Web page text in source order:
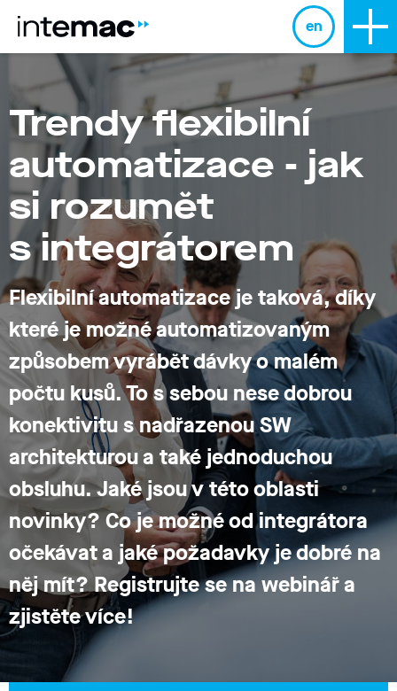
en
Trendy flexibilní
automatizace - jak
si rozumět
s integrátorem
Flexibilní automatizace je taková, díky
které je možné automatizovaným
způsobem vyrábět dávky o malém
počtu kusů. To s sebou nese dobrou
konektivitu s nadřazenou SW
architekturou a také jednoduchou
obsluhu. Jaké jsou v této oblasti
novinky?Co je možné od integrátora
očekávat a jaké požadavky je dobré na
něj mít?Registrujte se na webinář a
zjistěte více!